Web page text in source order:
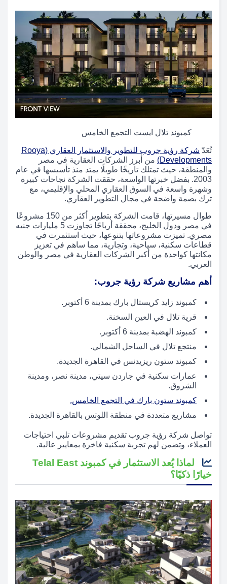
كمبوند تلال ايست التجمع الخامس
تُعَدّ
شركة رؤية جروب للتطوير والاستثمار العقاري (Rooya
Developments)
من أبرز الشركات العقارية في مصر
والمنطقة، حيث تمتلك تاريخًا طويلًا يمتد منذ تأسيسها في عام
2003. بفضل خبرتها الواسعة، حققت الشركة نجاحات كبيرة
وشهرة واسعة في السوق العقاري المحلي والإقليمي، مع
ترك بصمة واضحة في مجال التطوير العقاري.
طوال مسيرتها، قامت الشركة بتطوير أكثر من 150 مشروعًا
في مصر ودول الخليج، محققة أرباحًا تجاوزت 5 مليارات جنيه
مصري. تميزت مشروعاتها بتنوعها، حيث استثمرت في
قطاعات سكنية، سياحية، وتجارية، مما ساهم في تعزيز
مكانتها كواحدة من أكبر الشركات العقارية في مصر والوطن
العربي.
أهم مشاريع شركة رؤية جروب:
كمبوند زايد كريستال بارك بمدينة 6 أكتوبر.
قرية تلال في العين السخنة.
كمبوند الهضبة بمدينة 6 أكتوبر.
منتجع تلال في الساحل الشمالي.
كمبوند ستون ريزيدنس في القاهرة الجديدة.
عمارات سكنية في جاردن سيتي، مدينة نصر، ومدينة
الشروق.
كمبوند ستون بارك في التجمع الخامس.
مشاريع متعددة في منطقة اللوتس بالقاهرة الجديدة.
تواصل شركة رؤية جروب تقديم مشروعات تلبي احتياجات
العملاء، وتضمن لهم تجربة سكنية فاخرة بمعايير عالية.
لماذا يُعد الاستثمار في كمبوند Telal East
خيارًا ذكيًا؟